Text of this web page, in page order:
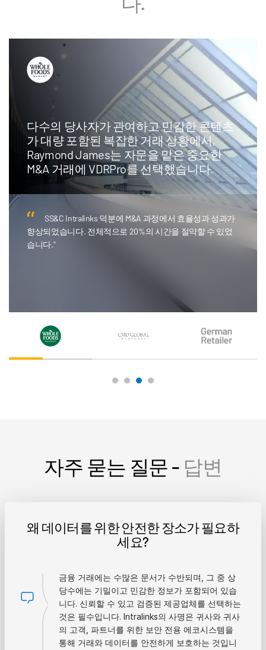
시카고 소재의 부티크 투자은행으로, 시간
과 비용을 절감하고 거래 팀 자원을 더 가
치 있는 업무로 전환하기 위해 Intralinks AI
Redaction을 채택하였습니다.
AI Redaction은 혁신적이었습니다... 팀원에게 수백 시
간을 들여 페이지를 선택하거나 문서 크기를 조정하도록 지
시할 필요가 없습니다."
자주 묻는 질문 - 답변
왜 데이터를 위한 안전한 장소가 필요하
세요?
금융 거래에는 수많은 문서가 수반되며, 그 중 상
당수에는 기밀이고 민감한 정보가 포함되어 있습
니다. 신뢰할 수 있고 검증된 제공업체를 선택하는
것은 필수입니다. Intralinks의 사명은 귀사와 귀사
의 고객, 파트너를 위한 보안 전용 에코시스템을
통해 거래와 데이터를 안전하게 보호하는 것입니